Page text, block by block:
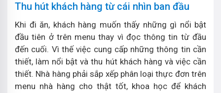
Thu hút khách hàng từ cái nhìn ban đầu
Khi đi ăn, khách hàng muốn thấy những gì nổi bật
đầu tiên ở trên menu thay vì đọc thông tin từ đầu
đến cuối. Vì thế việc cung cấp những thông tin cần
thiết, làm nổi bật và thu hút khách hàng và việc cần
thiết. Nhà hàng phải sắp xếp phân loại thực đơn trên
menu nhà hàng cho thật tốt, khoa học để khách